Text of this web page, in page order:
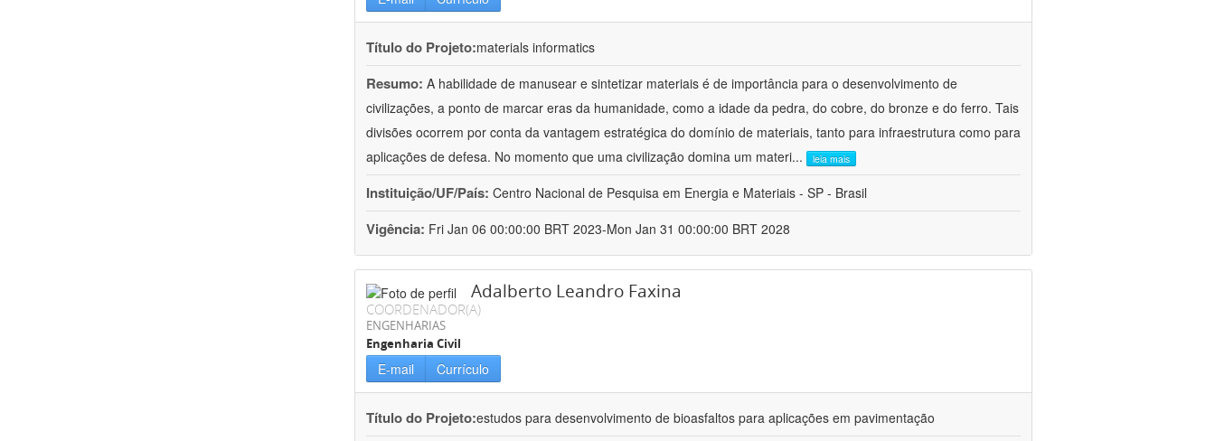
Título do Projeto:materials informatics
Resumo: A habilidade de manusear e sintetizar materiais é de importância para o desenvolvimento de
civilizações, a ponto de marcar eras da humanidade, como a idade da pedra, do cobre, do bronze e do ferro. Tais
divisões ocorrem por conta da vantagem estratégica do domínio de materiais, tanto para infraestrutura como para
aplicações de defesa. No momento que uma civilização domina um materi... leia mais
Instituição/UF/País: Centro Nacional de Pesquisa em Energia e Materiais - SP - Brasil
Vigência: Fri Jan 06 00:00:00 BRT 2023-Mon Jan 31 00:00:00 BRT 2028
Adalberto Leandro Faxina
COORDENADOR(A)
ENGENHARIAS
Engenharia Civil
E-mail Currículo
Título do Projeto:estudos para desenvolvimento de bioasfaltos para aplicações em pavimentação